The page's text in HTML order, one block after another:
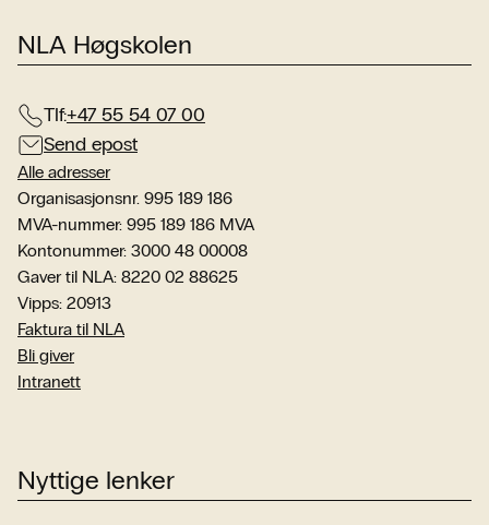
NLA Høgskolen
Tlf:+47 55 54 07 00
Send epost
Alle adresser
Organisasjonsnr. 995 189 186
MVA-nummer: 995 189 186 MVA
Kontonummer: 3000 48 00008
Gaver til NLA: 8220 02 88625
Vipps: 20913
Faktura til NLA
Bli giver
Intranett
Nyttige lenker